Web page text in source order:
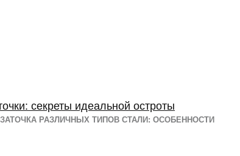
ЗАТОЧКА РАЗЛИЧНЫХ ТИПОВ СТАЛИ: ОСОБЕННОСТИ
секреты идеальной остроты